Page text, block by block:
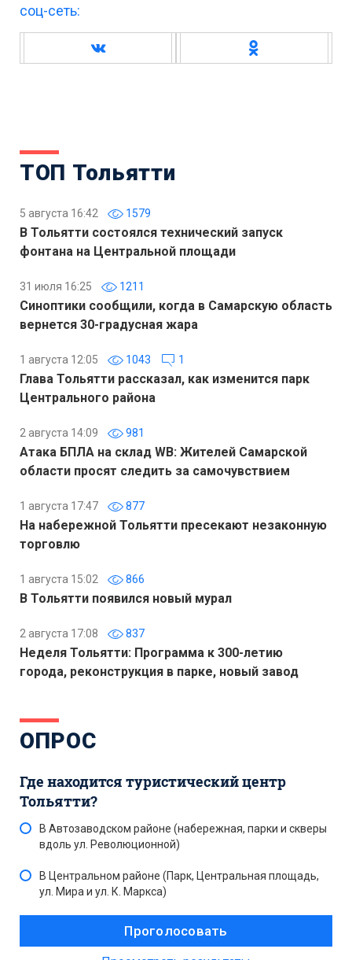
соц-сеть:
ТОП Тольятти
5 августа 16:42 1579
В Тольятти состоялся технический запуск
фонтана на Центральной площади
31 июля 16:25 1211
Синоптики сообщили, когда в Самарскую область
вернется 30-градусная жара
1 августа 12:05 1043 1
Глава Тольятти рассказал, как изменится парк
Центрального района
2 августа 14:09 981
Атака БПЛА на склад WB: Жителей Самарской
области просят следить за самочувствием
1 августа 17:47 877
На набережной Тольятти пресекают незаконную
торговлю
1 августа 15:02 866
В Тольятти появился новый мурал
2 августа 17:08 837
Неделя Тольятти: Программа к 300-летию
города, реконструкция в парке, новый завод
ОПРОС
Где находится туристический центр
Тольятти?
В Автозаводском районе (набережная, парки и скверы
вдоль ул. Революционной)
В Центральном районе (Парк, Центральная площадь,
ул. Мира и ул. К. Маркса)